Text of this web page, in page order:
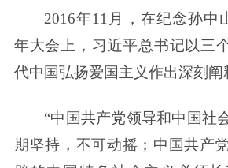
2016年11月，在纪念孙中
年大会上，习近平总书记以三
代中国弘扬爱国主义作出深刻阐
“中国共产党领导和中国社
期坚持，不可动摇；中国共产